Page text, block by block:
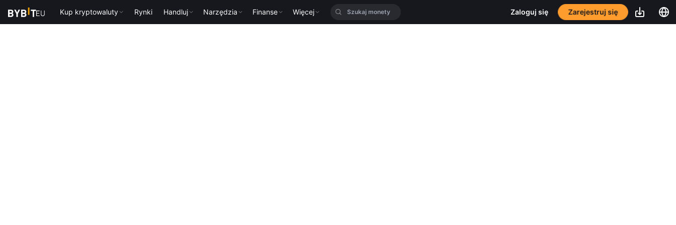
Kup kryptowaluty Rynki Handluj Narzędzia Finanse Więcej Zaloguj się Zarejestruj się